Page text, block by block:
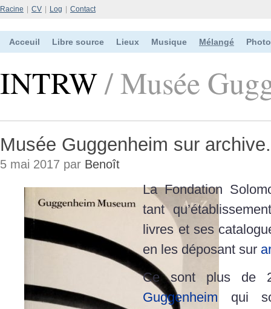
Racine CV Log Contact
Acceuil Libre source Lieux Musique Mélangé
INTRW/ Musée
Musée Guggenheim sur
5 mai 2017 par Benoît
La Fondation
tant
livres et ses
en les déposant sur
Ce sont plus de
Guggenheim qui